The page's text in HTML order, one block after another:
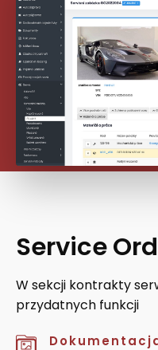
Service
W sekcji kontrakty
przydatnych funkcji